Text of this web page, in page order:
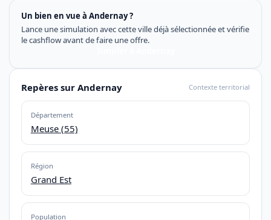
Un bien en vue à Andernay ?
Lance une simulation avec cette ville déjà sélectionnée et vérifie
le cashflow avant de faire une offre.
Repères sur Andernay Contexte territorial
Département
Meuse (55)
Région
Grand Est
Population